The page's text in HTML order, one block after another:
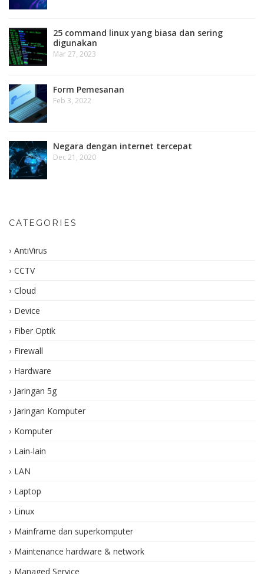
25 command linux yang biasa dan sering
digunakan
Mar 27, 2023
Form Pemesanan
Feb 3, 2022
Negara dengan internet tercepat
Dec 21, 2020
CATEGORIES
AntiVirus
CCTV
Cloud
Device
Fiber Optik
Firewall
Hardware
Jaringan 5g
Jaringan Komputer
Komputer
Lain-lain
LAN
Laptop
Linux
Mainframe dan superkomputer
Maintenance hardware & network
Managed Service